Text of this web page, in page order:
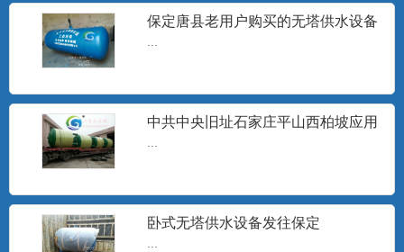
分集水器、定压罐、膨胀水箱、补水水
箱、各种储罐及非标压力容器...
保定唐县老用户购买的无塔供水设备
...
中共中央旧址石家庄平山西柏坡应用
...
卧式无塔供水设备发往保定
...